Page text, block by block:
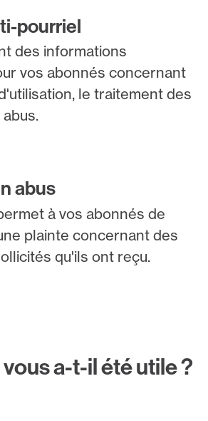
pourriel
des informations
vos abonnés concernant
le traitement des
abus
à vos abonnés de
plainte concernant des
qu'ils ont reçu.
a-t-il été utile ?